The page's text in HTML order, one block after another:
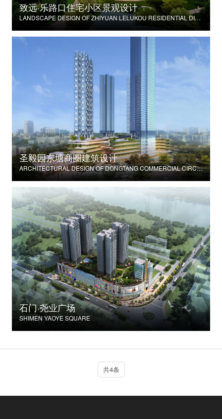
致远·乐路口住宅小区景观设计
LANDSCAPE DESIGN OF ZHIYUAN·LELUKOU RESIDENTIAL DISTRICT
圣毅园东塘商圈建筑设计
ARCHITECTURAL DESIGN OF DONGTANG COMMERCIAL CIRCLE IN SHENGYI GARDEN
石门·尧业广场
SHIMEN YAOYE SQUARE
共4条